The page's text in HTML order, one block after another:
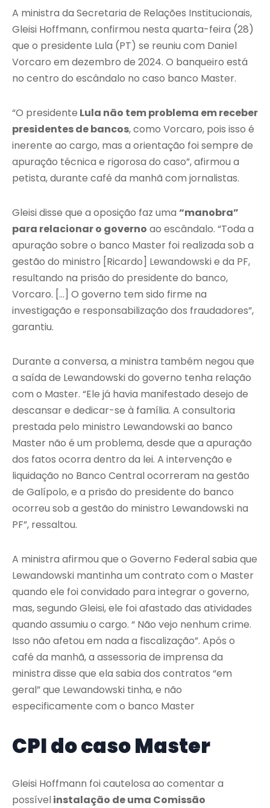
A ministra da Secretaria de Relações Institucionais,
Gleisi Hoffmann, confirmou nesta quarta-feira (28)
que o presidente Lula (PT) se reuniu com Daniel
Vorcaro em dezembro de 2024. O banqueiro está
no centro do escândalo no caso banco Master.
“O presidente Lula não tem problema em receber
presidentes de bancos, como Vorcaro, pois isso é
inerente ao cargo, mas a orientação foi sempre de
apuração técnica e rigorosa do caso”, afirmou a
petista, durante café da manhã com jornalistas.
Gleisi disse que a oposição faz uma “manobra”
para relacionar o governo ao escândalo. “Toda a
apuração sobre o banco Master foi realizada sob a
gestão do ministro [Ricardo] Lewandowski e da PF,
resultando na prisão do presidente do banco,
Vorcaro. […] O governo tem sido firme na
investigação e responsabilização dos fraudadores”,
garantiu.
Durante a conversa, a ministra também negou que
a saída de Lewandowski do governo tenha relação
com o Master. “Ele já havia manifestado desejo de
descansar e dedicar-se à família. A consultoria
prestada pelo ministro Lewandowski ao banco
Master não é um problema, desde que a apuração
dos fatos ocorra dentro da lei. A intervenção e
liquidação no Banco Central ocorreram na gestão
de Galípolo, e a prisão do presidente do banco
ocorreu sob a gestão do ministro Lewandowski na
PF”, ressaltou.
A ministra afirmou que o Governo Federal sabia que
Lewandowski mantinha um contrato com o Master
quando ele foi convidado para integrar o governo,
mas, segundo Gleisi, ele foi afastado das atividades
quando assumiu o cargo. “ Não vejo nenhum crime.
Isso não afetou em nada a fiscalização”. Após o
café da manhã, a assessoria de imprensa da
ministra disse que ela sabia dos contratos “em
geral” que Lewandowski tinha, e não
especificamente com o banco Master
CPI do caso Master
Gleisi Hoffmann foi cautelosa ao comentar a
possívelinstalação de uma Comissão